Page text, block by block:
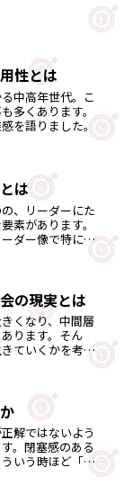
性とは
中高年世代。こ
多くあります。
を語りました。
は
、リーダーにた
素があります。
ダー像で特に必
の現実とは
くなり、中間層
ります。そん
ていくかを考え
解ではないよう
。閉塞感のある
いう時ほど「邪
る事は必要では